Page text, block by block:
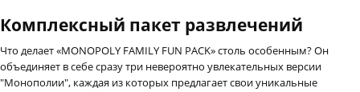
Комплексный пакет развлечений
Что делает «MONOPOLY FAMILY FUN PACK» столь особенным? Он
объединяет в себе сразу три невероятно увлекательных версии
"Монополии", каждая из которых предлагает свои уникальные